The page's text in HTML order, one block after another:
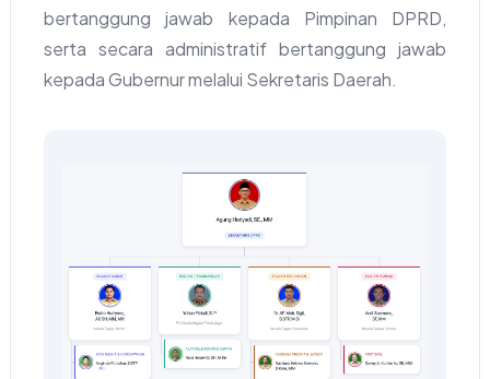
bertanggung jawab kepada Pimpinan DPRD,
serta secara administratif bertanggung jawab
kepada Gubernur melalui Sekretaris Daerah.